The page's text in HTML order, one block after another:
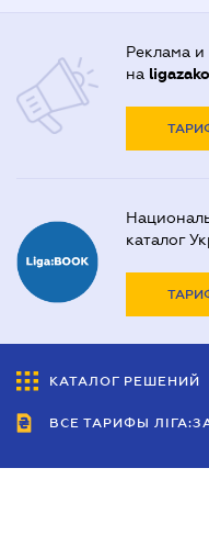
Реклама и
на
каталог
КАТАЛОГ РЕШЕНИЙ
ВСЕ ТАРИФЫ